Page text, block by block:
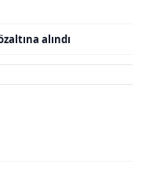
alındı